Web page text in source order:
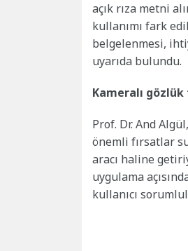
açık rıza metni
kullanımı fark
belgelenmesi,
uyarıda bulundu.
Kameralı
Prof. Dr. And
önemli fırsatlar
aracı haline
uygulama
kullanıcı